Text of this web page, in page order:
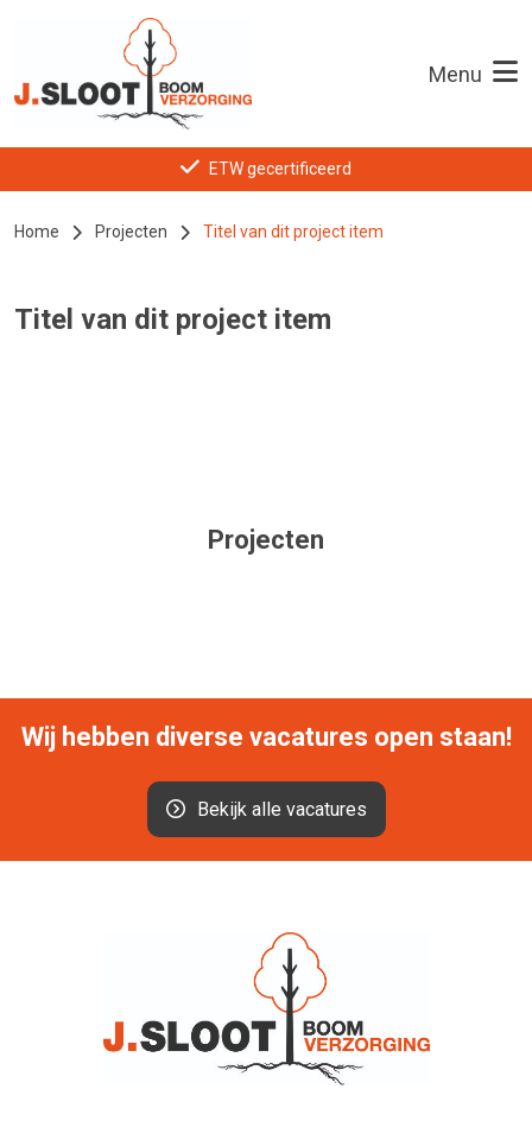
Menu
ETW gecertificeerd
Home Projecten Titel van dit project item
Titel van dit project item
Projecten
Wij hebben diverse vacatures open staan!
Bekijk alle vacatures